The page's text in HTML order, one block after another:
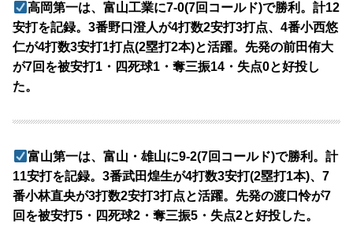
高岡第一は、富山工業に7-0(7回コールド)で勝利。計12
安打を記録。3番野口澄人が4打数2安打3打点、4番小西悠
仁が4打数3安打1打点(2塁打2本)と活躍。先発の前田侑大
が7回を被安打1・四死球1・奪三振14・失点0と好投し
た。
富山第一は、富山・雄山に9-2(7回コールド)で勝利。計
11安打を記録。3番武田煌生が4打数3安打(2塁打1本)、7
番小林直央が3打数2安打3打点と活躍。先発の渡口怜が7
回を被安打5・四死球2・奪三振5・失点2と好投した。